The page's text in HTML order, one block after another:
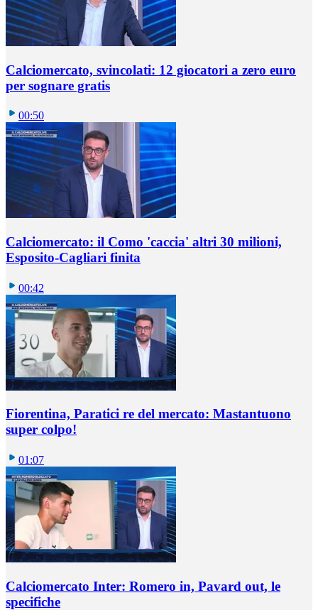
Calciomercato, svincolati: 12 giocatori a zero euro
per sognare gratis
00:50
Calciomercato: il Como 'caccia' altri 30 milioni,
Esposito-Cagliari finita
00:42
Fiorentina, Paratici re del mercato: Mastantuono
super colpo!
01:07
Calciomercato Inter: Romero in, Pavard out, le
specifiche